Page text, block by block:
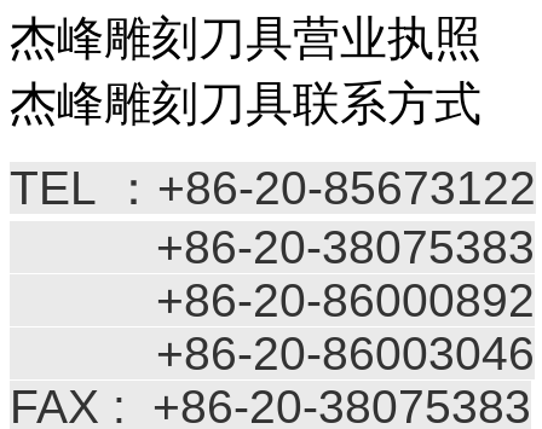
杰峰雕刻刀具营业执照
杰峰雕刻刀具联系方式
TEL ：+86-20-85673122
+86-20-38075383
+86-20-86000892
+86-20-86003046
FAX : +86-20-38075383